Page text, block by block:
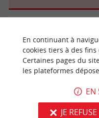
En continuant à
cookies tiers à des fins
Certaines pages du
les plateformes
EN
JE REFUSE